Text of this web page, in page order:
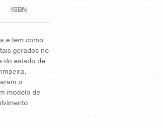
ISBN
e tem como
gerados no
do estado de
o
modelo de